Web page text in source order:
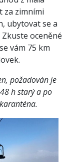
za zimními
ubytovat se a
oceněné
vám 75 km
požadován je
h starý a po